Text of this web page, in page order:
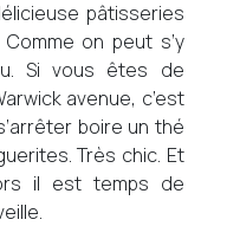
pâtisseries
on peut s’y
Si vous êtes de
avenue, c’est
boire un thé
Très chic. Et
il est temps de